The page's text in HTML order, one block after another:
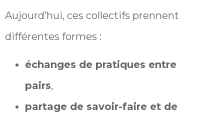
Aujourd’hui, ces collectifs prennent
différentes formes :
échanges de pratiques entre
pairs,
partage de savoir-faire et de